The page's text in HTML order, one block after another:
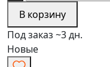
В корзину
Под заказ ~3 дн.
Новые